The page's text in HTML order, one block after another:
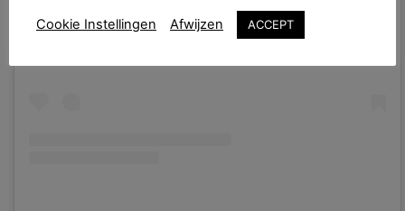
Cookie Instellingen Afwijzen ACCEPT